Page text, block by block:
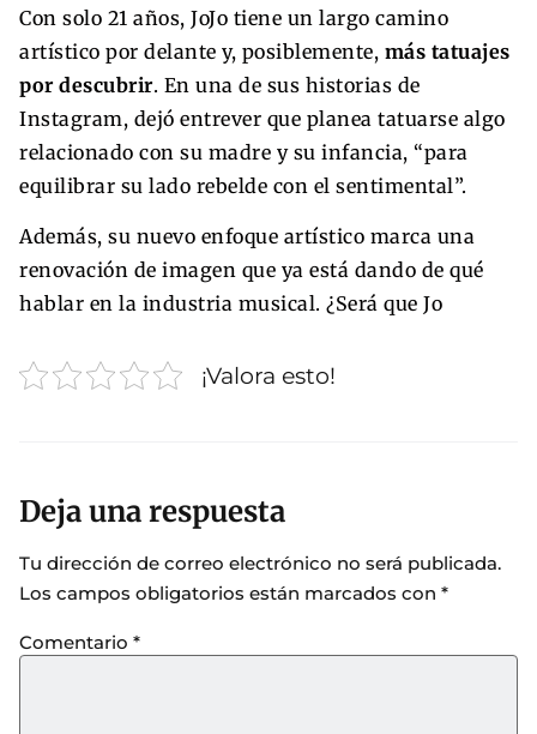
Con solo 21 años, JoJo tiene un largo camino
artístico por delante y, posiblemente, más tatuajes
por descubrir. En una de sus historias de
Instagram, dejó entrever que planea tatuarse algo
relacionado con su madre y su infancia, “para
equilibrar su lado rebelde con el sentimental”.
Además, su nuevo enfoque artístico marca una
renovación de imagen que ya está dando de qué
hablar en la industria musical. ¿Será que Jo
¡Valora esto!
Deja una respuesta
Tu dirección de correo electrónico no será publicada.
Los campos obligatorios están marcados con *
Comentario *